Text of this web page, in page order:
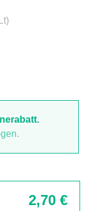
2,70 €